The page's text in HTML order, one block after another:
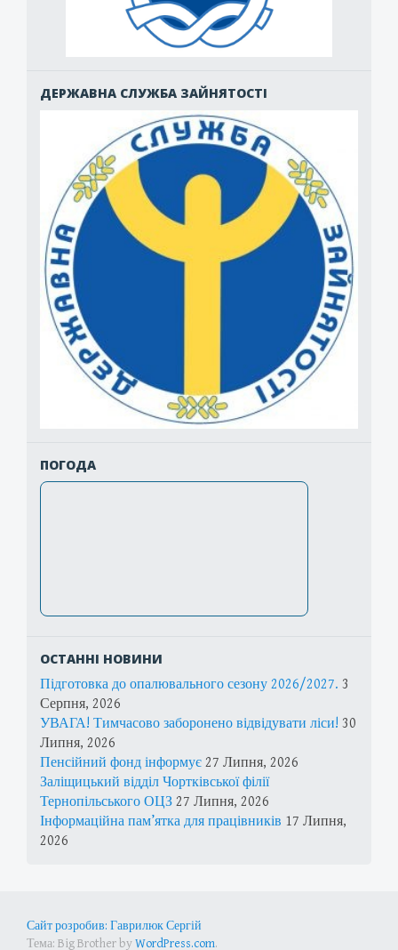
ДЕРЖАВНА СЛУЖБА ЗАЙНЯТОСТІ
ПОГОДА
ОСТАННІ НОВИНИ
Підготовка до опалювального сезону 2026/2027. 3
Серпня, 2026
УВАГА! Тимчасово заборонено відвідувати ліси! 30
Липня, 2026
Пенсійний фонд інформує 27 Липня, 2026
Заліщицький відділ Чортківської філії
Тернопільського ОЦЗ 27 Липня, 2026
Інформаційна пам’ятка для працівників 17 Липня,
2026
Сайт розробив: Гаврилюк Сергій
Тема: Big Brother byWordPress.com.